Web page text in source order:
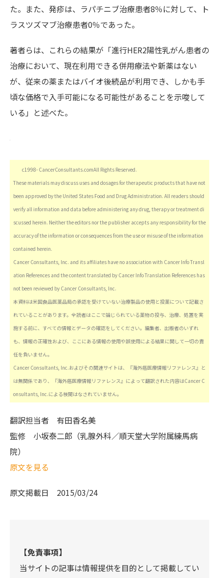
た。また、発疹は、ラパチニブ治療患者8％に対して、ト
ラスツズマブ治療患者0％であった。
著者らは、これらの結果が「進行HER2陽性乳がん患者の
治療において、現在利用できる併用療法や新薬はない
が、従来の薬またはバイオ後続品が利用でき、しかも手
頃な価格で入手可能になる可能性があることを示唆して
いる」と述べた。
c1998- CancerConsultants.comAll Rights Reserved.
These materials may discuss uses and dosages for therapeutic products that have not
been approved by the United States Food and Drug Administration. All readers should
verify all information and data before administering any drug, therapy or treatment di
scussed herein. Neither the editors nor the publisher accepts any responsibility for the
accuracy of the information or consequences from the use or misuse of the information
contained herein.
Cancer Consultants, Inc. and its affiliates have no association with Cancer Info Transl
ation References and the content translated by Cancer Info Translation References has
not been reviewed by Cancer Consultants, Inc.
本資料は米国食品医薬品局の承認を受けていない治療製品の使用と投薬について記載さ
れていることがあります。全読者はここで論じられている薬物の投与、治療、処置を実
施する前に、すべての情報とデータの確認をしてください。編集者、出版者のいずれ
も、情報の正確性および、ここにある情報の使用や誤使用による結果に関して一切の責
任を負いません。
Cancer Consultants, Inc.およびその関連サイトは、『海外癌医療情報リファレンス』と
は無関係であり、『海外癌医療情報リファレンス』によって翻訳された内容はCancer C
onsultants, Inc.による検閲はなされていません。
翻訳担当者 有田香名美
監修 小坂泰二郎（乳腺外科／順天堂大学附属練馬病
院）
原文を見る
原文掲載日 2015/03/24
【免責事項】
当サイトの記事は情報提供を目的として掲載してい